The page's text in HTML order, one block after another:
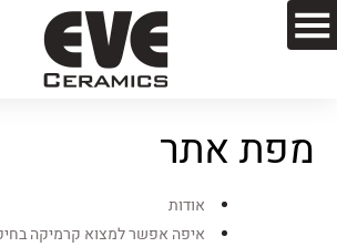
מפת אתר
אודות
איפה אפשר למצוא קרמיקה